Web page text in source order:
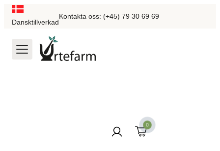
Dansktillverkad
Kontakta oss: (+45) 79 30 69 69
0